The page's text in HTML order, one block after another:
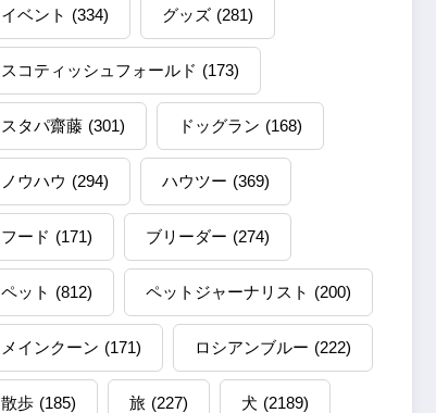
イベント (334) グッズ (281)
スコティッシュフォールド (173)
スタパ齋藤 (301) ドッグラン (168)
ノウハウ (294) ハウツー (369)
フード (171) ブリーダー (274)
ペット (812) ペットジャーナリスト (200)
メインクーン (171) ロシアンブルー (222)
散歩 (185) 旅 (227) 犬 (2189)